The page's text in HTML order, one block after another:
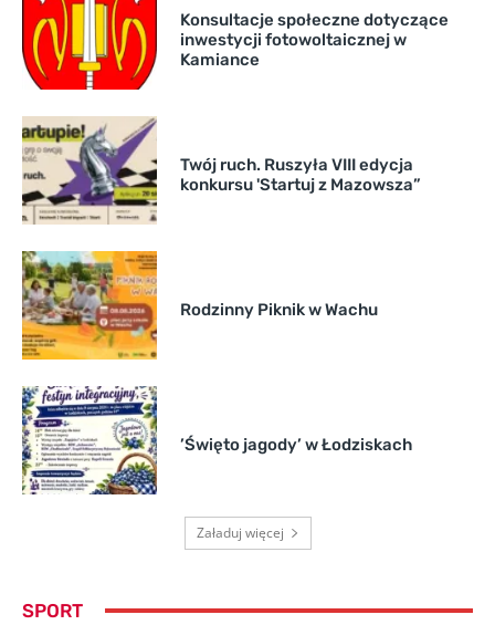
Konsultacje społeczne dotyczące
inwestycji fotowoltaicznej w
Kamiance
Twój ruch. Ruszyła VIII edycja
konkursu 'Startuj z Mazowsza”
Rodzinny Piknik w Wachu
’Święto jagody’ w Łodziskach
Załaduj więcej
SPORT